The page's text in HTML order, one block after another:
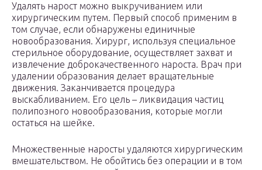
Удалять нарост можно выкручиванием или
хирургическим путем. Первый способ применим в
том случае, если обнаружены единичные
новообразования. Хирург, используя специальное
стерильное оборудование, осуществляет захват и
извлечение доброкачественного нароста. Врач при
удалении образования делает вращательные
движения. Заканчивается процедура
выскабливанием. Его цель – ликвидация частиц
полипозного новообразования, которые могли
остаться на шейке.
Множественные наросты удаляются хирургическим
вмешательством. Не обойтись без операции и в том